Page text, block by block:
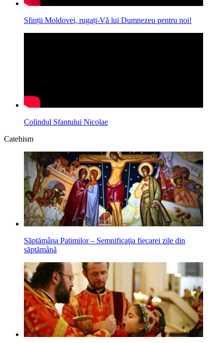
Sfinții Moldovei, rugați-Vă lui Dumnezeu pentru noi!
Colindul Sfantului Nicolae
Catehism
Săptămâna Patimilor – Semnificaţia fiecarei zile din
săptămână